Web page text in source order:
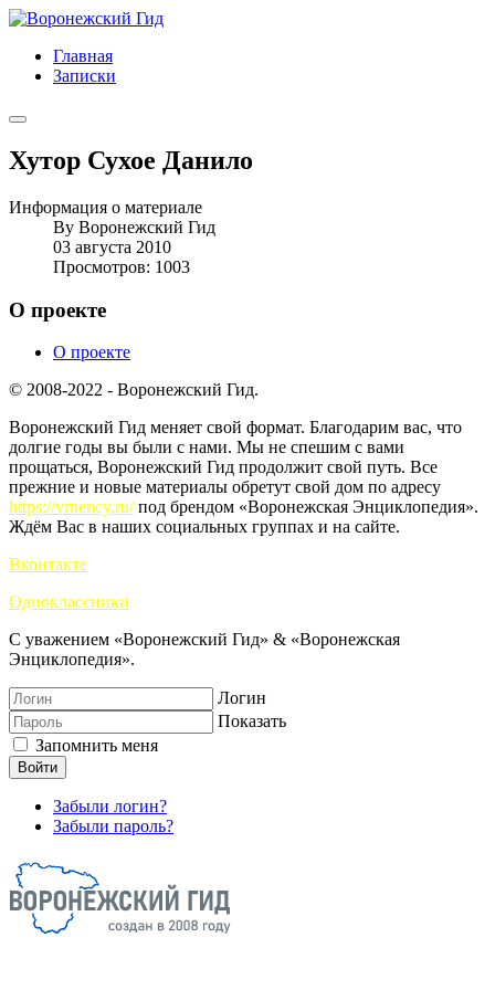
Главная
Записки
Хутор Сухое Данило
Информация о материале
By Воронежский Гид
03 августа 2010
Просмотров: 1003
О проекте
О проекте
© 2008-2022 - Воронежский Гид.
Воронежский Гид меняет свой формат. Благодарим вас, что
долгие годы вы были с нами. Мы не спешим с вами
прощаться, Воронежский Гид продолжит свой путь. Все
прежние и новые материалы обретут свой дом по адресу
https://vrnency.ru/под брендом «Воронежская Энциклопедия».
Ждём Вас в наших социальных группах и на сайте.
Вконтакте
Одноклассники
С уважением «Воронежский Гид» & «Воронежская
Энциклопедия».
Логин
Показать
Запомнить меня
Войти
Забыли логин?
Забыли пароль?